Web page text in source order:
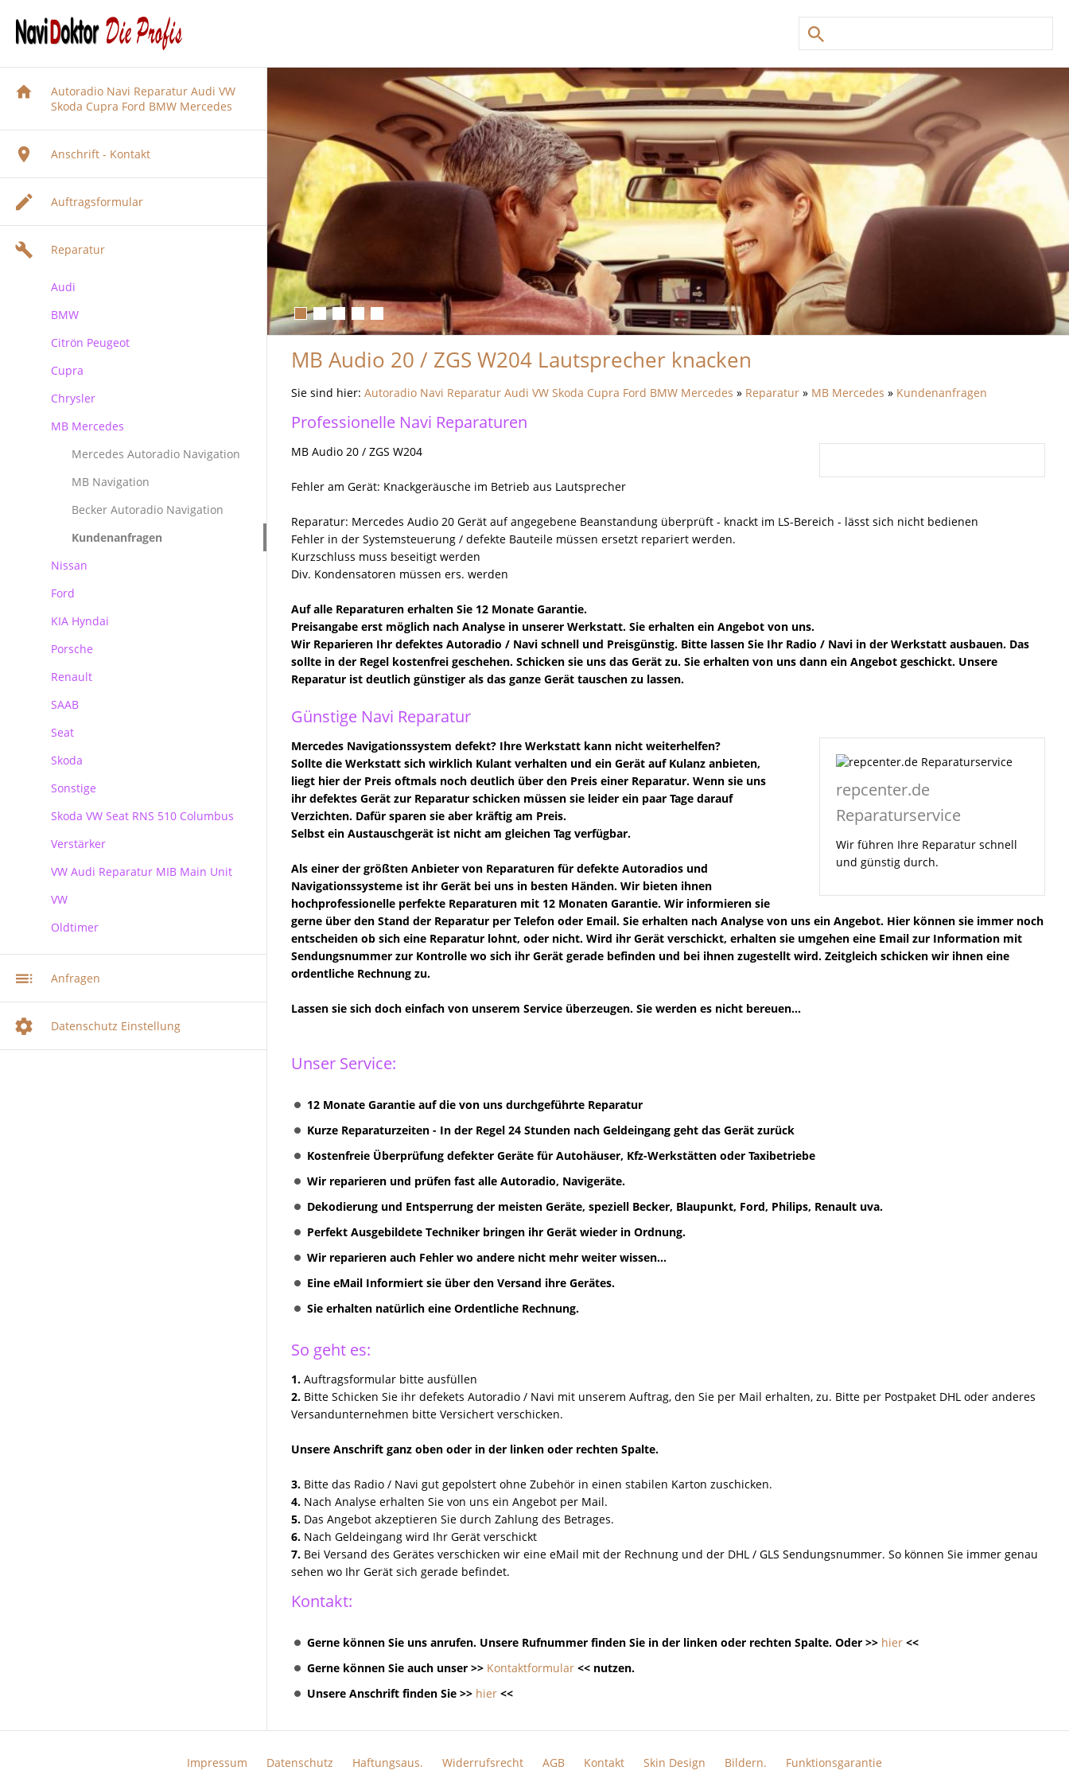
Autoradio Navi Reparatur Audi VW
Skoda Cupra Ford BMW Mercedes
Anschrift - Kontakt
Auftragsformular
Reparatur
Audi
Audi Navigation Autoradio
BMW
BMW Navi Reparatur
BMW Becker CCC Navirechner
Citrön Peugeot
Cupra
Chrysler
MB Mercedes
Mercedes Autoradio Navigation
MB Navigation
Becker Autoradio Navigation
Kundenanfragen
Nissan
Ford
Ford Blaupunkt Bosch FX
Ford Blaupunkt Bosch NX
Ford Blaupunkt Bosch MCA NX
KIA Hyndai
Porsche
Porsche PCM Premium Reparatur
Renault
SAAB
Seat
Skoda
Skoda
Sonstige
Skoda VW Seat RNS 510 Columbus
RNS 510 Columbus Reparatur
Verstärker
VW Audi Reparatur MIB Main Unit
VW
VW Audi Skoda MIB Infotainment
Multimediasystem RNS 510
Oldtimer
Anfragen
Datenschutz Einstellung
MB Audio 20 / ZGS W204 Lautsprecher knacken
Sie sind hier: Autoradio Navi Reparatur Audi VW Skoda Cupra Ford BMW Mercedes » Reparatur » MB Mercedes » Kundenanfragen
Professionelle Navi Reparaturen
MB Audio 20 / ZGS W204
Fehler am Gerät: Knackgeräusche im Betrieb aus Lautsprecher
Reparatur: Mercedes Audio 20 Gerät auf angegebene Beanstandung überprüft - knackt im LS-Bereich - lässt sich nicht bedienen
Fehler in der Systemsteuerung / defekte Bauteile müssen ersetzt repariert werden.
Kurzschluss muss beseitigt werden
Div. Kondensatoren müssen ers. werden
Auf alle Reparaturen erhalten Sie 12 Monate Garantie.
Preisangabe erst möglich nach Analyse in unserer Werkstatt. Sie erhalten ein Angebot von uns.
Wir Reparieren Ihr defektes Autoradio / Navi schnell und Preisgünstig. Bitte lassen Sie Ihr Radio / Navi in der Werkstatt ausbauen. Das
sollte in der Regel kostenfrei geschehen. Schicken sie uns das Gerät zu. Sie erhalten von uns dann ein Angebot geschickt. Unsere
Reparatur ist deutlich günstiger als das ganze Gerät tauschen zu lassen.
Günstige Navi Reparatur
repcenter.de
Reparaturservice
Wir führen Ihre Reparatur schnell
und günstig durch.
Mercedes Navigationssystem defekt? Ihre Werkstatt kann nicht weiterhelfen?
Sollte die Werkstatt sich wirklich Kulant verhalten und ein Gerät auf Kulanz anbieten,
liegt hier der Preis oftmals noch deutlich über den Preis einer Reparatur. Wenn sie uns
ihr defektes Gerät zur Reparatur schicken müssen sie leider ein paar Tage darauf
Verzichten. Dafür sparen sie aber kräftig am Preis.
Selbst ein Austauschgerät ist nicht am gleichen Tag verfügbar.
Als einer der größten Anbieter von Reparaturen für defekte Autoradios und
Navigationssysteme ist ihr Gerät bei uns in besten Händen. Wir bieten ihnen
hochprofessionelle perfekte Reparaturen mit 12 Monaten Garantie. Wir informieren sie
gerne über den Stand der Reparatur per Telefon oder Email. Sie erhalten nach Analyse von uns ein Angebot. Hier können sie immer noch
entscheiden ob sich eine Reparatur lohnt, oder nicht. Wird ihr Gerät verschickt, erhalten sie umgehen eine Email zur Information mit
Sendungsnummer zur Kontrolle wo sich ihr Gerät gerade befinden und bei ihnen zugestellt wird. Zeitgleich schicken wir ihnen eine
ordentliche Rechnung zu.
Lassen sie sich doch einfach von unserem Service überzeugen. Sie werden es nicht bereuen...
Unser Service:
12 Monate Garantie auf die von uns durchgeführte Reparatur
Kurze Reparaturzeiten - In der Regel 24 Stunden nach Geldeingang geht das Gerät zurück
Kostenfreie Überprüfung defekter Geräte für Autohäuser, Kfz-Werkstätten oder Taxibetriebe
Wir reparieren und prüfen fast alle Autoradio, Navigeräte.
Dekodierung und Entsperrung der meisten Geräte, speziell Becker, Blaupunkt, Ford, Philips, Renault uva.
Perfekt Ausgebildete Techniker bringen ihr Gerät wieder in Ordnung.
Wir reparieren auch Fehler wo andere nicht mehr weiter wissen...
Eine eMail Informiert sie über den Versand ihre Gerätes.
Sie erhalten natürlich eine Ordentliche Rechnung.
So geht es:
1. Auftragsformular bitte ausfüllen
2. Bitte Schicken Sie ihr defekets Autoradio / Navi mit unserem Auftrag, den Sie per Mail erhalten, zu. Bitte per Postpaket DHL oder anderes
Versandunternehmen bitte Versichert verschicken.
Unsere Anschrift ganz oben oder in der linken oder rechten Spalte.
3. Bitte das Radio / Navi gut gepolstert ohne Zubehör in einen stabilen Karton zuschicken.
4. Nach Analyse erhalten Sie von uns ein Angebot per Mail.
5. Das Angebot akzeptieren Sie durch Zahlung des Betrages.
6. Nach Geldeingang wird Ihr Gerät verschickt
7. Bei Versand des Gerätes verschicken wir eine eMail mit der Rechnung und der DHL / GLS Sendungsnummer. So können Sie immer genau
sehen wo Ihr Gerät sich gerade befindet.
Kontakt:
Gerne können Sie uns anrufen. Unsere Rufnummer finden Sie in der linken oder rechten Spalte. Oder >> hier <<
Gerne können Sie auch unser >> Kontaktformular << nutzen.
Unsere Anschrift finden Sie >> hier <<
Impressum Datenschutz Haftungsaus. Widerrufsrecht AGB Kontakt Skin Design Bildern. Funktionsgarantie